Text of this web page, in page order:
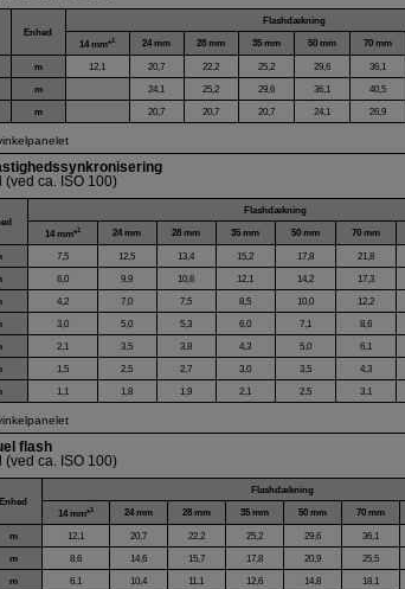
Enhed
Flashdækning
14 mm*1 24 mm 28 mm 35 mm 50 mm 70 mm
m 12,1 20,7 22,2 25,2 29,6 36,1
m 24,1 25,2 29,6 36,1 40,5
m 20,7 20,7 20,7 24,1 26,9
(ved ca. ISO 100)
Flashdækning
14 mm*1 24 mm 28 mm 35 mm 50 mm 70 mm
7,5 12,5 13,4 15,2 17,8 21,8
6,0 9,9 10,6 12,1 14,2 17,3
4,2 7,0 7,5 8,5 10,0 12,2
3,0 5,0 5,3 6,0 7,1 8,6
2,1 3,5 3,8 4,3 5,0 6,1
1,5 2,5 2,7 3,0 3,5 4,3
1,1 1,8 1,9 2,1 2,5 3,1
flash
(ved ca. ISO 100)
Enhed
Flashdækning
14 mm*1 24 mm 28 mm 35 mm 50 mm 70 mm
m 12,1 20,7 22,2 25,2 29,6 36,1
m 8,6 14,6 15,7 17,8 20,9 25,5
m 6,1 10,4 11,1 12,6 14,8 18,1